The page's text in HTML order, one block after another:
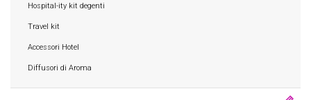
Hospital-ity kit degenti
Travel kit
Accessori Hotel
Diffusori di Aroma